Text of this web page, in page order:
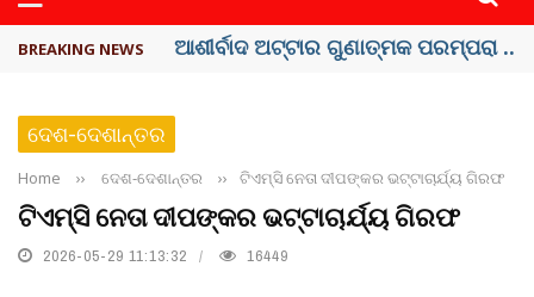
BREAKING NEWS ବେଦାନ୍ତ ଆଲୁମିନିୟର ପ୍ରକଳ୍ପ ସଙ୍ଗମ ...
ଦେଶ-ଦେଶାନ୍ତର
Home ›› ଦେଶ-ଦେଶାନ୍ତର ›› ଟିଏମ୍‌ସି ନେତା ଦୀପଙ୍କର ଭଟ୍ଟାଚାର୍ଯ୍ୟ ଗିରଫ
ଟିଏମ୍‌ସି ନେତା ଦୀପଙ୍କର ଭଟ୍ଟାଚାର୍ଯ୍ୟ ଗିରଫ
2026-05-29 11:13:32 16449